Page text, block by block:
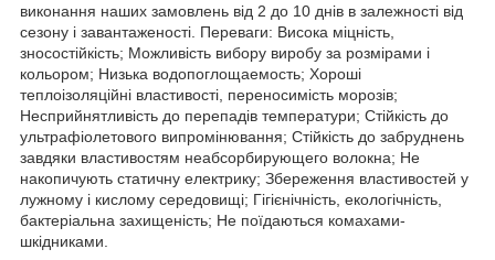
виконання наших замовлень від 2 до 10 днів в залежності від
сезону і завантаженості. Переваги: Висока міцність,
зносостійкість; Можливість вибору виробу за розмірами і
кольором; Низька водопоглощаемость; Хороші
теплоізоляційні властивості, переносимість морозів;
Несприйнятливість до перепадів температури; Стійкість до
ультрафіолетового випромінювання; Стійкість до забруднень
завдяки властивостям неабсорбирующего волокна; Не
накопичують статичну електрику; Збереження властивостей у
лужному і кислому середовищі; Гігієнічність, екологічність,
бактеріальна захищеність; Не поїдаються комахами-
шкідниками.